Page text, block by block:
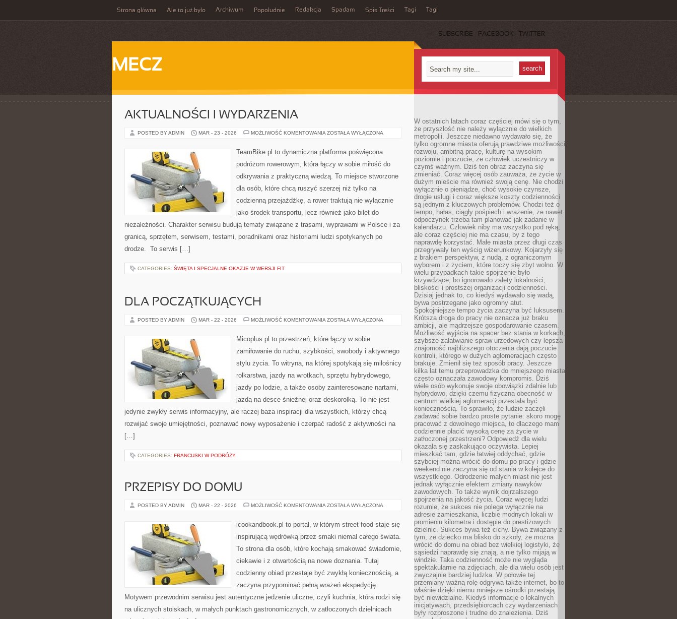
Strona główna Ale to już było Archiwum Popołudnie Redakcja Spadam Spis Treści Tagi Tagi
SUBSCRIBE FACEBOOK TWITTER
MECZ
AKTUALNOŚCI I WYDARZENIA
POSTED BY ADMIN MAR - 23 - 2026 MOŻLIWOŚĆ KOMENTOWANIA AKTUALNOŚCI
ZOSTAŁA WYŁĄCZONA
TeamBike.pl to dynamiczna platforma poświęcona
podróżom rowerowym, która łączy w sobie miłość do
odkrywania z praktyczną wiedzą. To miejsce stworzone
dla osób, które chcą ruszyć szerzej niż tylko na
codzienną przejażdżkę, a rower traktują nie wyłącznie
jako środek transportu, lecz również jako bilet do
niezależności. Charakter serwisu budują tematy związane z trasami, wyprawami w Polsce i za
granicą, sprzętem, serwisem, testami, poradnikami oraz historiami ludzi spotykanych po
drodze. To serwis […]
CATEGORIES: ŚWIĘTA I SPECJALNE OKAZJE W WERSJI FIT
DLA POCZĄTKUJĄCYCH
POSTED BY ADMIN MAR - 22 - 2026 MOŻLIWOŚĆ KOMENTOWANIA DLA
ZOSTAŁA WYŁĄCZONA
Micoplus.pl to przestrzeń, które łączy w sobie
zamiłowanie do ruchu, szybkości, swobody i aktywnego
stylu życia. To witryna, na której spotykają się miłośnicy
rolkarstwa, jazdy na wrotkach, sprzętu hybrydowego,
jazdy po lodzie, a także osoby zainteresowane nartami,
jazdą na desce śnieżnej oraz deskorolką. To nie jest
jedynie zwykły serwis informacyjny, ale raczej baza inspiracji dla wszystkich, którzy chcą
rozwijać swoje umiejętności, poznawać nowy wyposażenie i czerpać radość z aktywności na
[…]
CATEGORIES: FRANCUSKI W PODRÓŻY
PRZEPISY DO DOMU
POSTED BY ADMIN MAR - 22 - 2026 MOŻLIWOŚĆ KOMENTOWANIA PRZEPISY
ZOSTAŁA WYŁĄCZONA
icookandbook.pl to portal, w którym street food staje się
inspirującą wędrówką przez smaki niemal całego świata.
To strona dla osób, które kochają smakować świadomie,
ciekawie i z otwartością na nowe doznania. Tutaj
codzienny obiad przestaje być zwykłą koniecznością, a
zaczyna przypominać pełną wrażeń ekspedycję.
Motywem przewodnim serwisu jest autentyczne jedzenie uliczne, czyli kuchnia, która rodzi się
na ulicznych stoiskach, w małych punktach gastronomicznych, w zatłoczonych dzielnicach
W ostatnich latach coraz częściej mówi się o tym,
że przyszłość nie należy wyłącznie do wielkich
metropolii. Jeszcze niedawno wydawało się, że
tylko ogromne miasta oferują prawdziwe możliwości
rozwoju, ambitną pracę, kulturę na wysokim
poziomie i poczucie, że człowiek uczestniczy w
czymś ważnym. Dziś ten obraz zaczyna się
zmieniać. Coraz więcej osób zauważa, że życie w
dużym mieście ma również swoją cenę. Nie chodzi
wyłącznie o pieniądze, choć wysokie czynsze,
drogie usługi i coraz większe koszty codzienności
są jednym z kluczowych problemów. Chodzi też o
tempo, hałas, ciągły pośpiech i wrażenie, że nawet
odpoczynek trzeba tam planować jak zadanie w
kalendarzu. Człowiek niby ma wszystko pod ręką,
ale coraz częściej nie ma czasu, by z tego
naprawdę korzystać. Małe miasta przez długi czas
przegrywały ten wyścig wizerunkowy. Kojarzyły się
z brakiem perspektyw, z nudą, z ograniczonym
wyborem i z życiem, które toczy się zbyt wolno. W
wielu przypadkach takie spojrzenie było
krzywdzące, bo ignorowało zalety lokalności,
bliskości i prostszej organizacji codzienności.
Dzisiaj jednak to, co kiedyś wydawało się wadą,
bywa postrzegane jako ogromny atut.
Spokojniejsze tempo życia zaczyna być luksusem.
Krótsza droga do pracy nie oznacza już braku
ambicji, ale mądrzejsze gospodarowanie czasem.
Możliwość wyjścia na spacer bez stania w korkach,
szybsze załatwianie spraw urzędowych czy lepsza
znajomość najbliższego otoczenia dają poczucie
kontroli, którego w dużych aglomeracjach często
brakuje. Zmienił się też sposób pracy. Jeszcze
kilka lat temu przeprowadzka do mniejszego miasta
często oznaczała zawodowy kompromis. Dziś
wiele osób wykonuje swoje obowiązki zdalnie lub
hybrydowo, dzięki czemu fizyczna obecność w
centrum wielkiej aglomeracji przestała być
koniecznością. To sprawiło, że ludzie zaczęli
zadawać sobie bardzo proste pytanie: skoro mogę
pracować z dowolnego miejsca, to dlaczego mam
codziennie płacić wysoką cenę za życie w
zatłoczonej przestrzeni? Odpowiedź dla wielu
okazała się zaskakująco oczywista. Lepiej
mieszkać tam, gdzie łatwiej oddychać, gdzie
szybciej można wrócić do domu po pracy i gdzie
weekend nie zaczyna się od stania w kolejce do
wszystkiego. Odrodzenie małych miast nie jest
jednak wyłącznie efektem zmiany nawyków
zawodowych. To także wynik dojrzalszego
spojrzenia na jakość życia. Coraz więcej ludzi
rozumie, że sukces nie polega wyłącznie na
adresie zamieszkania, liczbie modnych lokali w
promieniu kilometra i dostępie do prestiżowych
dzielnic. Sukces bywa też cichy. Bywa związany z
tym, że dziecko ma blisko do szkoły, że można
wrócić do domu na obiad bez wielkiej logistyki, że
sąsiedzi naprawdę się znają, a nie tylko mijają w
windzie. Taka codzienność może nie wygląda
spektakularnie na zdjęciach, ale dla wielu osób jest
zwyczajnie bardziej ludzka. W połowie tej
przemiany ważną rolę odgrywa także internet, bo to
właśnie dzięki niemu mniejsze ośrodki przestają
być niewidzialne. Kiedyś informacje o lokalnych
inicjatywach, przedsiębiorcach czy wydarzeniach
były rozproszone i trudne do znalezienia. Dziś